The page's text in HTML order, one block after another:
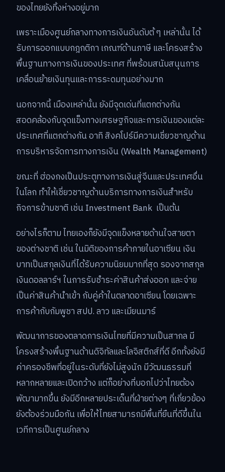
ของไทยยังทิ้งห่างอยู่มาก
เพราะเมืองศูนย์กลางทางการเงินอันดับต้ ๆ เหล่านั้น ได้
รับการออกแบบกฎกติกา เกณฑ์ด้านภาษี และโครงสร้าง
พื้นฐานทางการเงินของประเทศ ที่พร้อมสนับสนุนการ
เคลื่อนย้ายเงินทุนและการระดมทุนอย่างมาก
นอกจากนี้ เมืองเหล่านั้น ยังมีจุดเด่นที่แตกต่างกัน
สอดคล้องกับจุดแข็งทางเศรษฐกิจและการเงินของแต่ละ
ประเทศที่แตกต่างกัน อาทิ สิงคโปร์มีความเชี่ยวชาญด้าน
การบริหารจัดการทางการเงิน (Wealth Management)
ขณะที่ ฮ่องกงเป็นประตูทางการเงินสู่จีนและประเทศอื่น
ในโลก ทำให้เชี่ยวชาญด้านบริการทางการเงินสำหรับ
กิจการข้ามชาติ เช่น Investment Bank เป็นต้น
อย่างไรก็ตาม ไทยเองก็ยังมีจุดแข็งหลายด้านใจสายตา
ของต่างชาติ เช่น ในมิติของการค้าภายในอาเซียน เงิน
บาทเป็นสกุลเงินที่ได้รับความนิยมมากที่สุด รองจากสกุล
เงินดอลลาร์ฯ ในการรับชำระค่าสินค้าส่งออก และจ่าย
เป็นค่าสินค้านำเข้า กับคู่ค้าในตลาดอาเซียน โดยเฉพาะ
การค้ากับกัมพูชา สปป. ลาว และเมียนมาร์
พัฒนาการของตลาดการเงินไทยที่มีความเป็นสากล มี
โครงสร้างพื้นฐานด้านดิจิทัลและโลจิสติกส์ที่ดี อีกทั้งยังมี
ค่าครองชีพที่อยู่ในระดับที่ยังไม่สูงนัก มีวัฒนธรรมที่
หลากหลายและเปิดกว้าง แต่ก็อย่างที่บอกไปว่าไทยต้อง
พัฒามากขึ้น ยังมีอีกหลายประเด็นที่ฝ่ายต่างๆ ที่เกี่ยวข้อง
ยังต้องร่วมมือกัน เพื่อให้ไทยสามารถมีพื้นที่ยืนที่ดีขึ้นใน
เวทีการเป็นศูนย์กลาง